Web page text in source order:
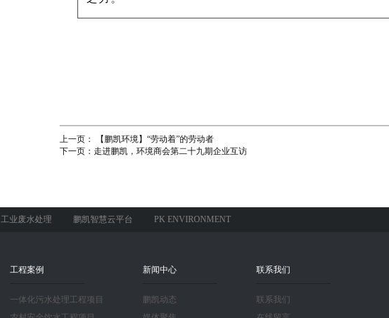
上一页：
【鹏凯环境】“劳动着”的劳动者
下一页： 走进鹏凯，环境商会第二十九期企业互访
工业废水处理 鹏凯智慧云平台 PK ENVIRONMENT
工程案例
一体化污水处理工程项目
新闻中心
鹏凯动态
联系我们
联系我们